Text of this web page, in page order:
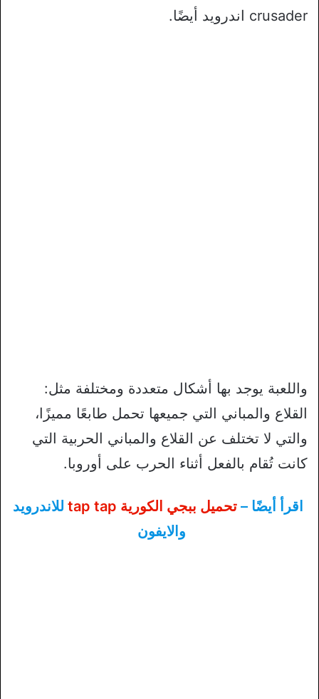
crusader اندروید أيضًا.
واللعبة يوجد بها أشكال متعددة ومختلفة مثل:
القلاع والمباني التي جميعها تحمل طابعًا مميزًا،
والتي لا تختلف عن القلاع والمباني الحربية التي
كانت تُقام بالفعل أثناء الحرب على أوروبا.
اقرأ أيضًا –تحميل ببجي الكورية tap tap
للاندرويد
والايفون